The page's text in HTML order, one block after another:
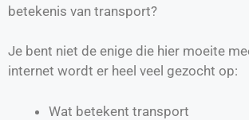
betekenis van transport?
Je bent niet de enige die hier moeite
internet wordt er heel veel gezocht op:
Wat betekent transport